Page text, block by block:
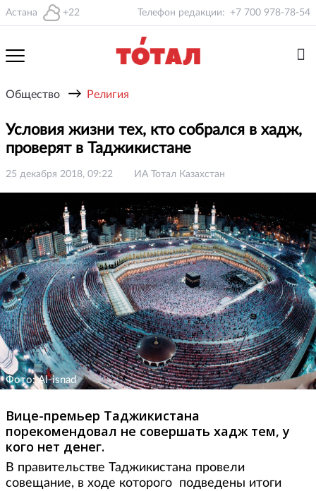
Астана +22 Телефон редакции: +7 700 978-78-54
Общество → Религия
Условия жизни тех, кто собрался в хадж,
проверят в Таджикистане
25 декабря 2018, 09:22 ИА Тотал Казахстан
Фото: Al-isnad
Вице-премьер Таджикистана
порекомендовал не совершать хадж тем, у
кого нет денег.
В правительстве Таджикистана провели
совещание, в ходе которого подведены итоги